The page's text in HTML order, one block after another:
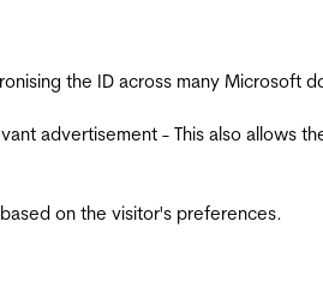
the ID across many Microsoft
advertisement - This also allows
on the visitor's preferences.